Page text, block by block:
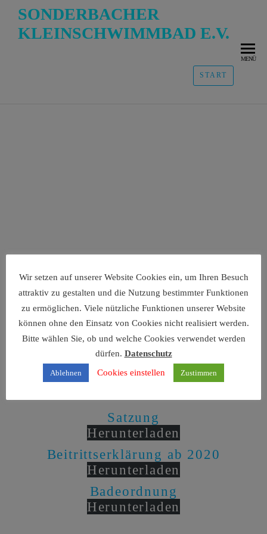
SONDERBACHER
KLEINSCHWIMMBAD E.V.
START
MENÜ
DOWNLOADS
Hier können wichtige
Dokumente
heruntergeladen
werden:
Satzung
Herunterladen
Beitrittserklärung ab 2020
Herunterladen
Badeordnung
Herunterladen
Wir setzen auf unserer Website Cookies ein, um Ihren Besuch
attraktiv zu gestalten und die Nutzung bestimmter Funktionen
zu ermöglichen. Viele nützliche Funktionen unserer Website
können ohne den Einsatz von Cookies nicht realisiert werden.
Bitte wählen Sie, ob und welche Cookies verwendet werden
dürfen. Datenschutz
Ablehnen Cookies einstellen Zustimmen